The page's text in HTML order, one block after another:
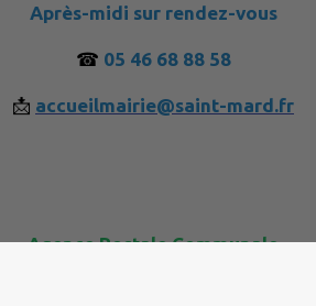
Après-midi sur rendez-vous
☎ 05 46 68 88 58
📩 accueilmairie@saint-mard.fr
Agence Postale Communale